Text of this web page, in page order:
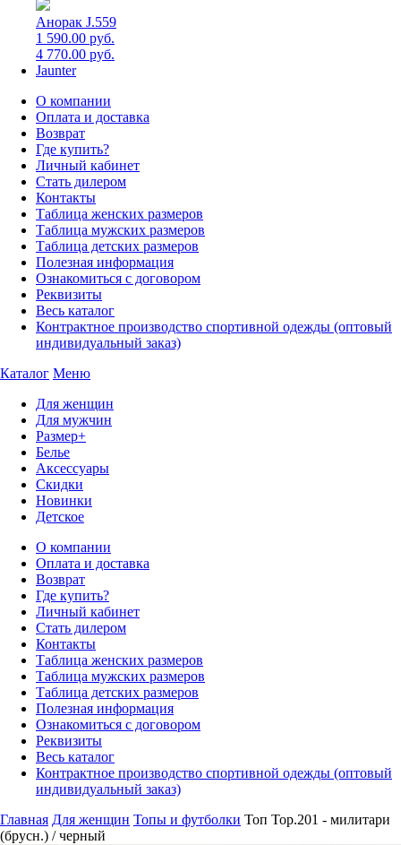
Анорак J.559
1 590.00 руб.
4 770.00 руб.
Jaunter
О компании
Оплата и доставка
Возврат
Где купить?
Личный кабинет
Стать дилером
Контакты
Таблица женских размеров
Таблица мужских размеров
Таблица детских размеров
Полезная информация
Ознакомиться с договором
Реквизиты
Весь каталог
Контрактное производство спортивной одежды (оптовый
индивидуальный заказ)
Каталог Меню
Для женщин
Для мужчин
Размер+
Белье
Аксессуары
Скидки
Новинки
Детское
О компании
Оплата и доставка
Возврат
Где купить?
Личный кабинет
Стать дилером
Контакты
Таблица женских размеров
Таблица мужских размеров
Таблица детских размеров
Полезная информация
Ознакомиться с договором
Реквизиты
Весь каталог
Контрактное производство спортивной одежды (оптовый
индивидуальный заказ)
Главная Для женщин Топы и футболки Топ Top.201 - милитари
(брусн.) / черный